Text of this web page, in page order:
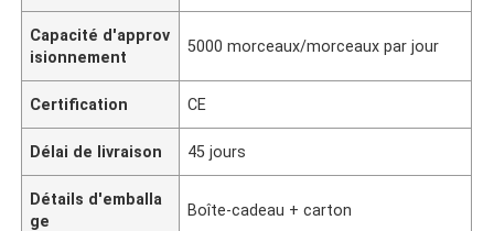
Capacité d'approv
isionnement
5000 morceaux/morceaux par jour
Certification CE
Délai de livraison 45 jours
Détails d'emballa
ge
Boîte-cadeau + carton